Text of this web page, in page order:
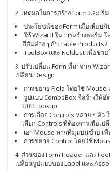
2. เหตุผลในการสร้าง Form และเ
ประโยชน์ของ Form เมื่อเทียบกั
ใช้ Wizard ในการสร้างฟอร์ม โ
สีสันต่าง ๆ กับ Table Products2
ToolBox และ FieldList เพื่อช่ว
3. ปรับเปลี่ยน Form ที่มาจาก
เปลี่ยน Design
การขยาย Field โดยใช้ Mouse
รูปแบบ ComboBox ที่สร้างให้
แบบ Lookup
การเลือก Controls หลาย ๆ ตัว
เลือก Controls ที่ต้องการเพื่อเป
เอา Mouse ลากที่มุมบนซ้าย เ
การขยาย Control โดยใช้
4. ส่วนของ Form Header และ
เปลี่ยนรูปแบบของ Label และ